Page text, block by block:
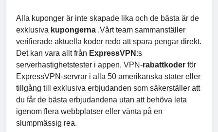
Alla kuponger är inte skapade lika och de bästa är de
exklusiva kupongerna .Vårt team sammanställer
verifierade aktuella koder redo att spara pengar direkt.
Det kan vara allt från ExpressVPN :s
serverhastighetstester i appen, VPN-rabattkoder för
ExpressVPN-servrar i alla 50 amerikanska stater eller
tillgång till exklusiva erbjudanden som säkerställer att
du får de bästa erbjudandena utan att behöva leta
igenom flera webbplatser eller vänta på en
slumpmässig rea.